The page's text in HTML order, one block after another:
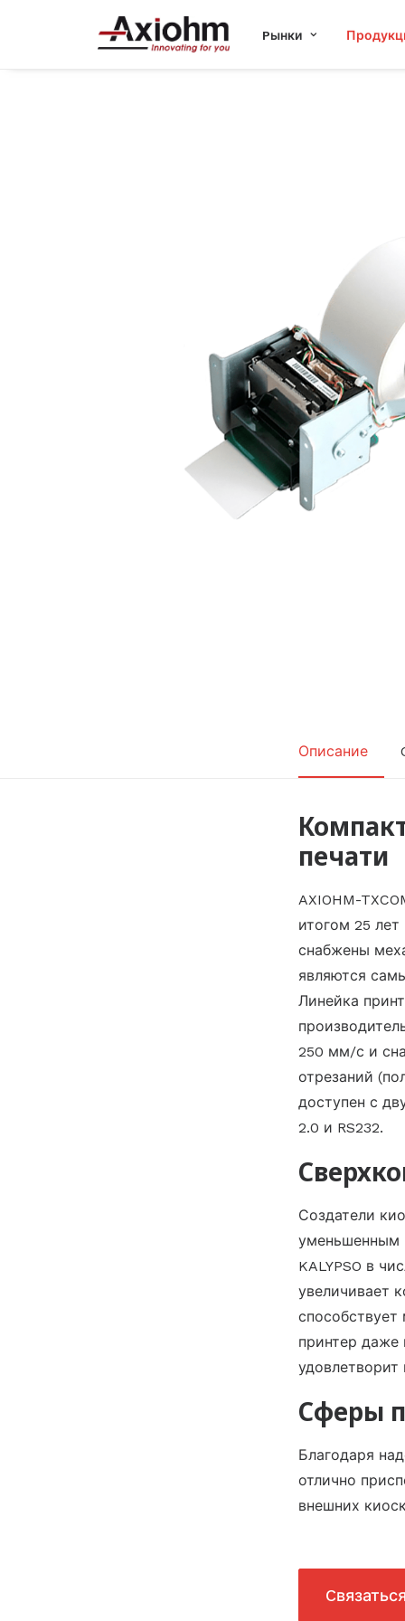
Pынки
Описание
печати
AXIOHM-
итогом 25
снабжены
являются
Линейка
250 мм/с и
отрезаний
доступен с
2.0 и RS232.
Создатели
уменьшенным
KALYPSO в
увеличивает
принтер даже
удовлетворит
Сферы
Благодаря
отлично
внешних